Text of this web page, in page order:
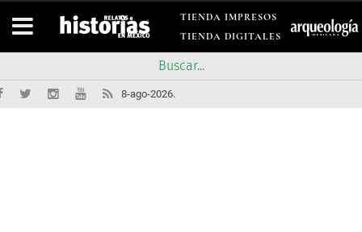
TIENDA IMPRESOS
TIENDA DIGITALES
8-ago-2026.